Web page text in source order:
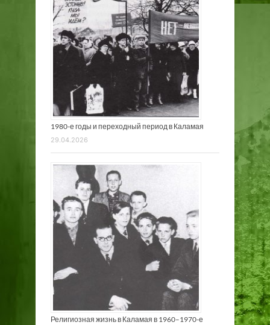
1980-е годы и переходный период в Каламая
29.04.2026
Религиозная жизнь в Каламая в 1960–1970-е